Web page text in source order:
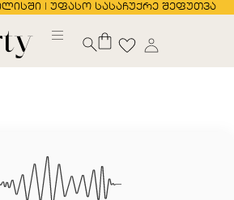
| უფასო სასაჩუქრე შეფუთვა